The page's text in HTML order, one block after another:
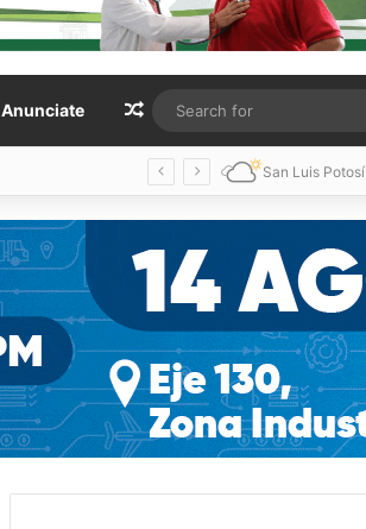
Anunciate Random Article
San Luis Potosí